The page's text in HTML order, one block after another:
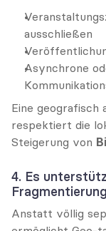
ausschließen
Asynchrone
Eine geografisch
respektiert die
Steigerung von
4. Es
Fragmentierung
Anstatt völlig